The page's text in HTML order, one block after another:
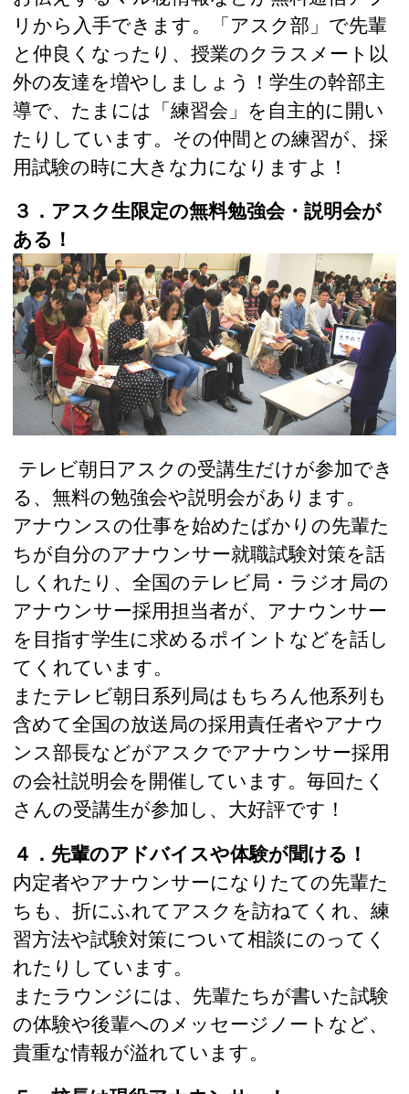
リから入手できます。「アスク部」で先輩
と仲良くなったり、授業のクラスメート以
外の友達を増やしましょう！学生の幹部主
導で、たまには「練習会」を自主的に開い
たりしています。その仲間との練習が、採
用試験の時に大きな力になりますよ！
３．アスク生限定の無料勉強会・説明会が
ある！
テレビ朝日アスクの受講生だけが参加でき
る、無料の勉強会や説明会があります。
アナウンスの仕事を始めたばかりの先輩た
ちが自分のアナウンサー就職試験対策を話
しくれたり、全国のテレビ局・ラジオ局の
アナウンサー採用担当者が、アナウンサー
を目指す学生に求めるポイントなどを話し
てくれています。
またテレビ朝日系列局はもちろん他系列も
含めて全国の放送局の採用責任者やアナウ
ンス部長などがアスクでアナウンサー採用
の会社説明会を開催しています。毎回たく
さんの受講生が参加し、大好評です！
４．先輩のアドバイスや体験が聞ける！
内定者やアナウンサーになりたての先輩た
ちも、折にふれてアスクを訪ねてくれ、練
習方法や試験対策について相談にのってく
れたりしています。
またラウンジには、先輩たちが書いた試験
の体験や後輩へのメッセージノートなど、
貴重な情報が溢れています。